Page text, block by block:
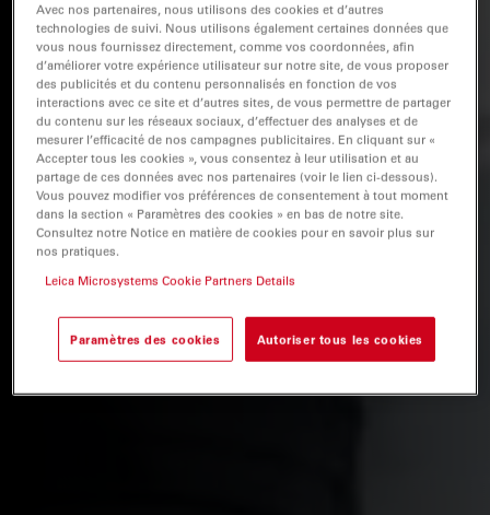
Avec nos partenaires, nous utilisons des cookies et d’autres
technologies de suivi. Nous utilisons également certaines données que
vous nous fournissez directement, comme vos coordonnées, afin
d’améliorer votre expérience utilisateur sur notre site, de vous proposer
des publicités et du contenu personnalisés en fonction de vos
interactions avec ce site et d’autres sites, de vous permettre de partager
du contenu sur les réseaux sociaux, d’effectuer des analyses et de
mesurer l’efficacité de nos campagnes publicitaires. En cliquant sur «
Accepter tous les cookies », vous consentez à leur utilisation et au
partage de ces données avec nos partenaires (voir le lien ci-dessous).
Vous pouvez modifier vos préférences de consentement à tout moment
dans la section « Paramètres des cookies » en bas de notre site.
Consultez notre Notice en matière de cookies pour en savoir plus sur
nos pratiques.
Leica Microsystems Cookie Partners Details
Paramètres des cookies Autoriser tous les cookies